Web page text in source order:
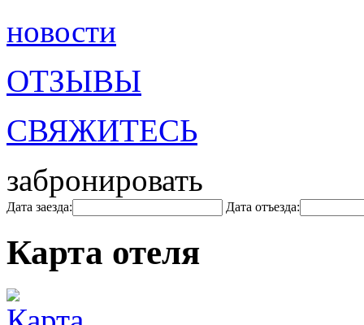
новости
ОТЗЫВЫ
СВЯЖИТЕСЬ
забронировать
Дата заезда: Дата отъезда:
Карта отеля